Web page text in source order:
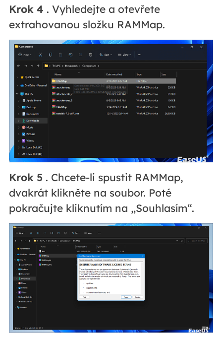
Krok 4 . Vyhledejte a otevřete
extrahovanou složku RAMMap.
Krok 5. Chcete-li spustit RAMMap,
dvakrát klikněte na soubor. Poté
pokračujte kliknutím na „Souhlasím“.